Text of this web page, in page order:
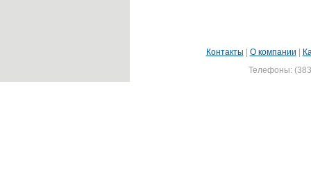
Контакты О компании
Телефоны: